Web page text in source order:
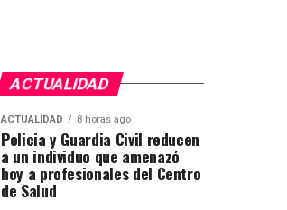
ACTUALIDAD
ACTUALIDAD 8 horas ago
Policia y Guardia Civil reducen
a un individuo que amenazó
hoy a profesionales del Centro
de Salud